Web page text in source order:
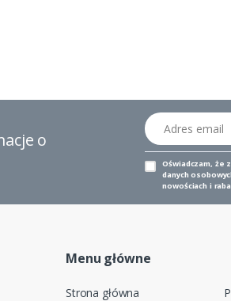
o
Adres email
Oświadczam, że
danych
nowościach i
Menu główne
Strona główna